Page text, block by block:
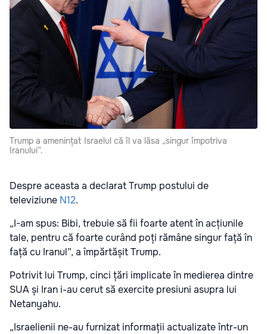
Trump a amenințat Israelul că îl va lăsa „singur împotriva
Iranului”.
Despre aceasta a declarat Trump postului de
televiziune N12.
„I-am spus: Bibi, trebuie să fii foarte atent în acțiunile
tale, pentru că foarte curând poți rămâne singur față în
față cu Iranul”, a împărtășit Trump.
Potrivit lui Trump, cinci țări implicate în medierea dintre
SUA și Iran i-au cerut să exercite presiuni asupra lui
Netanyahu.
„Israelienii ne-au furnizat informații actualizate într-un